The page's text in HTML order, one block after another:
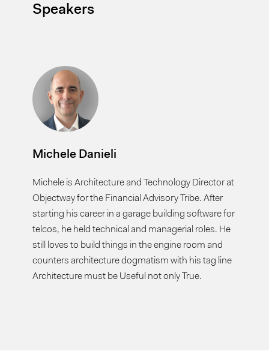
Speakers
Michele Danieli
Michele is Architecture and Technology Director at
Objectway for the Financial Advisory Tribe. After
starting his career in a garage building software for
telcos, he held technical and managerial roles. He
still loves to build things in the engine room and
counters architecture dogmatism with his tag line
Architecture must be Useful not only True.